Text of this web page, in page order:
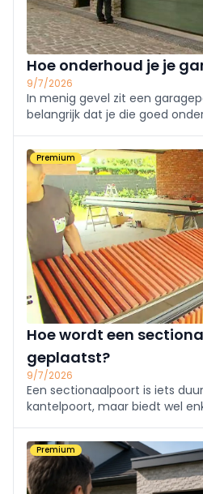
Hoe onderhoud je je
9/7/2026
In menig gevel zit een
belangrijk dat je die goed
de veiligheid van wat je in je
uiteraard, de werking van de
Premium
Hoe wordt een
geplaatst?
9/7/2026
Een sectionaalpoort is iets
kantelpoort, maar biedt wel
sectionaalpoort is meestal
kan ook een bestaand model
Premium